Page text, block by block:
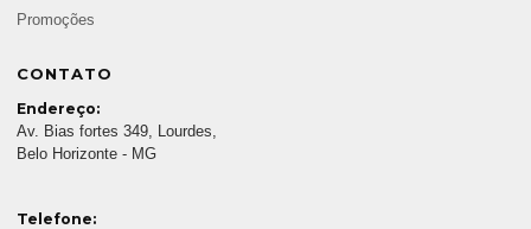
Promoções
CONTATO
Endereço:
Av. Bias fortes 349, Lourdes,
Belo Horizonte - MG
Telefone: